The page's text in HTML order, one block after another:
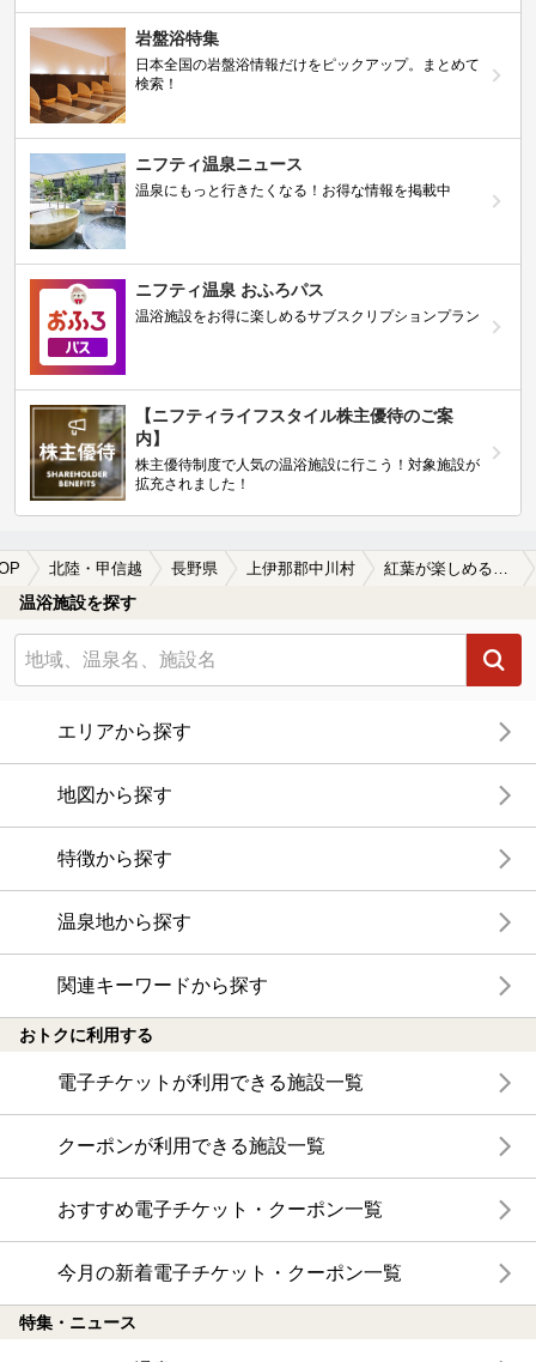
岩盤浴特集
日本全国の岩盤浴情報だけをピックアップ。まとめて
検索！
ニフティ温泉ニュース
温泉にもっと行きたくなる！お得な情報を掲載中
ニフティ温泉 おふろパス
温浴施設をお得に楽しめるサブスクリプションプラン
【ニフティライフスタイル株主優待のご案
内】
株主優待制度で人気の温浴施設に行こう！対象施設が
拡充されました！
北陸・甲信越 長野県 上伊那郡中川村 紅葉が楽しめる上伊那郡中川村の温泉、日帰り温泉、スーパー銭湯おすすめ
温浴施設を探す
エリアから探す
地図から探す
特徴から探す
温泉地から探す
関連キーワードから探す
おトクに利用する
電子チケットが利用できる施設一覧
クーポンが利用できる施設一覧
おすすめ電子チケット・クーポン一覧
今月の新着電子チケット・クーポン一覧
特集・ニュース